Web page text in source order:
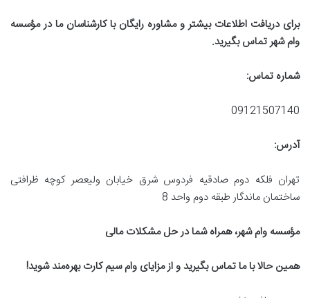
برای دریافت اطلاعات بیشتر و مشاوره رایگان با کارشناسان ما در مؤسسه
وام شهر تماس بگیرید.
شماره تماس:
09121507140
آدرس:
تهران فلکه دوم صادقیه فردوس شرق خیابان ولیعصر کوچه ظرافتی
ساختمان ماندگار طبقه دوم واحد 8
مؤسسه وام شهر، همراه شما در حل مشکلات مالی
همین حالا با ما تماس بگیرید و از مزایای وام سیم کارت بهره‌مند شوید!